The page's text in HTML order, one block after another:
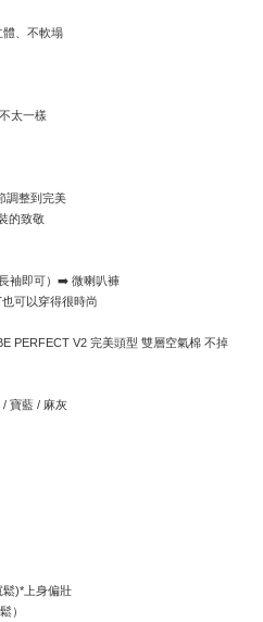
體、不軟塌
太一樣
調整到完美
的致敬
袖即可）➡️ 微喇叭褲
可以穿得很時尚
PERFECT V2 完美頭型 雙層空氣棉 不掉
/ 寶藍 / 麻灰
鬆)*上身偏壯
）